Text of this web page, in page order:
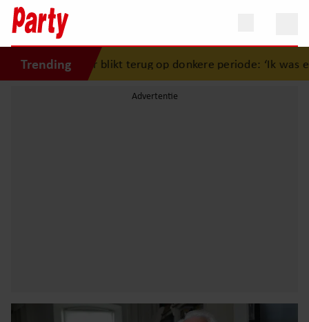
Trending
Keizer blikt terug op donkere periode: ‘Ik was een